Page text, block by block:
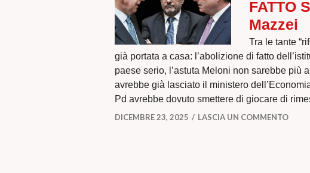
FATTO
Mazzei
Tra le tante
già portata a casa: l’abolizione di fatto
paese serio, l’astuta Meloni non sarebbe più
avrebbe già lasciato il ministero
Pd avrebbe dovuto smettere di giocare di
DICEMBRE 23, 2025 LASCIA UN COMMENTO